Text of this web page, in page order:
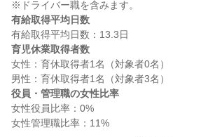
有給取得平均日数
育児休業取得者数
女性：育休取得者1名（対象者0名）
役員・管理職の女性比率
女性役員比率：0%